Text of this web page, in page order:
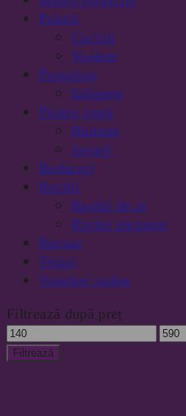
Palarii
Caciuli
Voalete
Pantaloni
Salopete
Pentru copii
Hainute
Jucarii
Reduceri
Rochii
Rochii de zi
Rochii elegante
Rucsac
Tenisi
Voucher cadou
Filtrează după preț
Preț
minim
Preț
Filtrează